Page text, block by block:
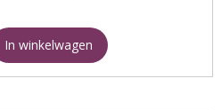
In winkelwagen